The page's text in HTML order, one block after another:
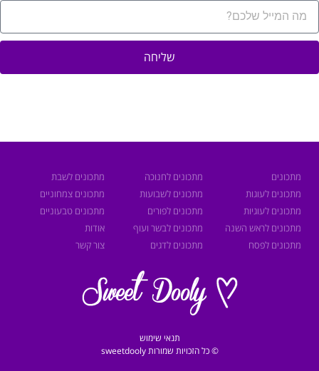
שליחה
מתכונים
מתכונים לעוגות
מתכונים לעוגיות
מתכונים לראש השנה
מתכונים לפסח
מתכונים לחנוכה
מתכונים לשבועות
מתכונים לפורים
מתכונים לבשר ועוף
מתכונים לדגים
מתכונים לשבת
מתכונים צמחוניים
מתכונים טבעוניים
אודות
צור קשר
תנאי שימוש
© כל הזכויות שמורות sweetdooly